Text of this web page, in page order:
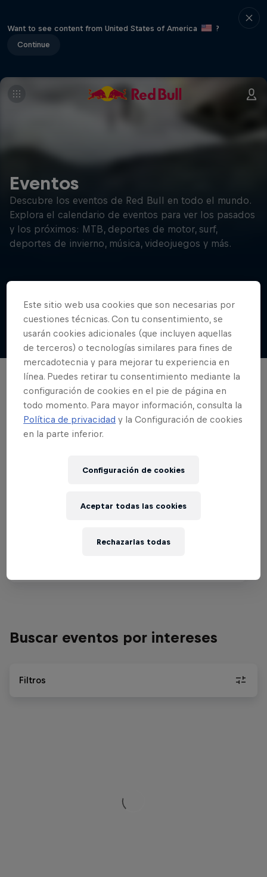
Want to see content from United States of America
?
Continue
Eventos
Descubre los eventos de Red Bull en todo el mundo.
Explora el calendario de eventos para ver los pasados
y los próximos: MTB, deportes de motor, surf,
deportes de invierno, música, videojuegos y más.
London Premier Padel P1
Buscar eventos por intereses
Filtros
Este sitio web usa cookies que son necesarias por
cuestiones técnicas. Con tu consentimiento, se
usarán cookies adicionales (que incluyen aquellas
de terceros) o tecnologías similares para fines de
mercadotecnia y para mejorar tu experiencia en
línea. Puedes retirar tu consentimiento mediante la
configuración de cookies en el pie de página en
todo momento. Para mayor información, consulta la
Política de privacidad y la Configuración de cookies
en la parte inferior.
Configuración de cookies
Rechazarlas todas
Aceptar todas las cookies